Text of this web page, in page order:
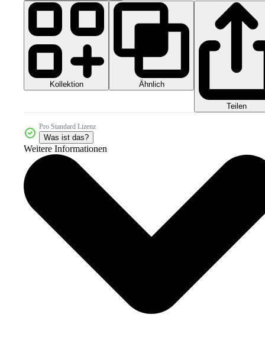
Kollektion Ähnlich
Teilen
Pro Standard Lizenz
Was ist das?
Weitere Informationen